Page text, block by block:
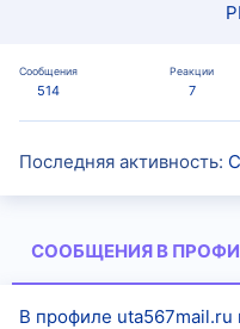
Сообщения
514
Реакции
7
Последняя активность
СООБЩЕНИЯ В
В профиле uta567mail.ru